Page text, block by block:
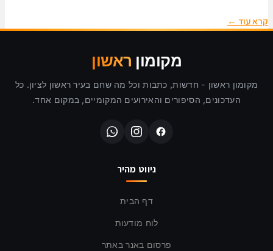
קרא עוד ←
מקומון ראשון
מקומון ראשון - חדשות, כתבות וכל מה שחם בעיר ראשון לציון. כל
העדכונים, הסיפורים והאירועים המקומיים, במקום אחד.
ניווט מהיר
דף הבית
לוח מודעות
פרסום באנר באתר